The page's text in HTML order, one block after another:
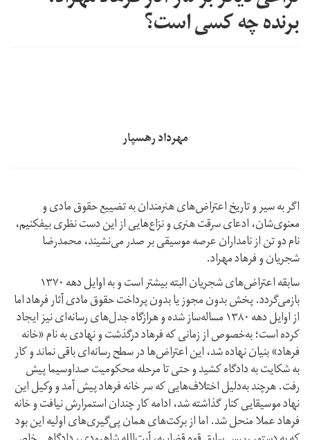
برنده چه کسی است؟
مهرداد رهسپار
اگر به سیر و تاریخ اعتراض‌های هنرمندان به تضییع حقوق مادی و
معنوی‌شان، ادعای سرقت‌ هنری و نزاع‌هایی از این دست نظری بیفکنیم،
نام دو تن از نامداران عرصه موسیقی بر صدر می‌نشیند، محمدرضا
شجریان و فرهاد مهراد.
سابقه اعتراض‌های شجریان البته بیشتر است و به اوایل دهه ۱۳۷۰
بازمی‌گردد. پخش بدون مجوز یا بدون پرداخت حقوق مادی آثار فرهاد اما
از اوایل دهه ۱۳۸۰ مساله‌ساز شده و هر‌از‌گاه جدل‌های رسانه‌ای نیز ایجاد
کرده است؛ به‌خصوص از زمانی که فرهاد درگذشت و نهادی به نام «خانه
فرهاد» بنیان نهاده شد، این اعتراض‌ها در سطح رسانه‌ای باقی نماند و کار
به شکایت به دادگاه کشید و حتی تا مرحله محکومیت صدا‌و‌سیما پیش
رفت. هرچند به‌دلیل اختلاف‌هایی که سر خانه فرهاد پیش آمد و وکیل این
نهاد موسیقایی کنار گذاشته شد، ادامه کار چندان استمرارش نیافت و خانه
فرهاد عملا منحل شد. اما از برکت‌های همان پی‌گیری‌های اولیه این بود